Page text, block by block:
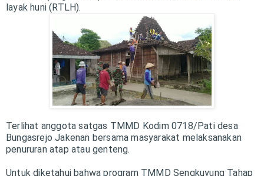
layak huni (RTLH).
Terlihat anggota satgas TMMD Kodim 0718/Pati desa
Bungasrejo Jakenan bersama masyarakat melaksanakan
penururan atap atau genteng.
Untuk diketahui bahwa program TMMD Sengkuyung Tahap